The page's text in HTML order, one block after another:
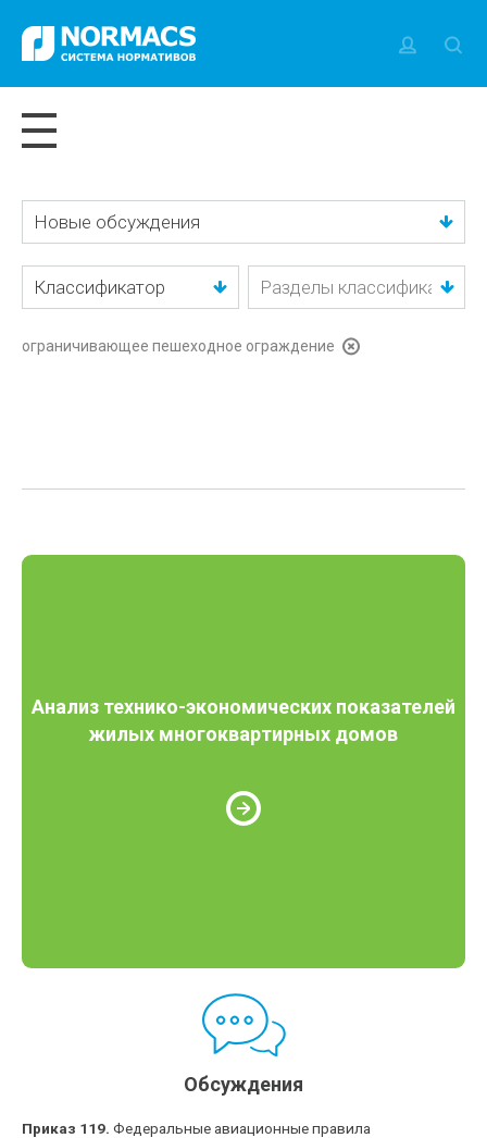
Новые обсуждения
Классификатор
ограничивающее пешеходное ограждение
Анализ технико-экономических показателей
жилых многоквартирных домов
Обсуждения
Приказ 119. Федеральные авиационные правила